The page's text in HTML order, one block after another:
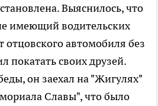
Выяснилось, что
имеющий водительских
отцовского автомобиля без
покатать своих друзей.
он заехал на "Жигулях"
Славы", что было